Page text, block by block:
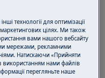
з технічного
і від'єднайте
потрібно
технології для оптимізації
цілях. Ми також
вами нашого вебсайту
мережами, рекламними
Натискаючи «Прийняти
використанням нами файлів
перегляньте наше